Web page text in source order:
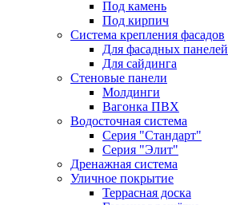
Под камень
Под кирпич
Система крепления фасадов
Для фасадных панелей
Для сайдинга
Стеновые панели
Молдинги
Вагонка ПВХ
Водосточная система
Серия "Стандарт"
Серия "Элит"
Дренажная система
Уличное покрытие
Террасная доска